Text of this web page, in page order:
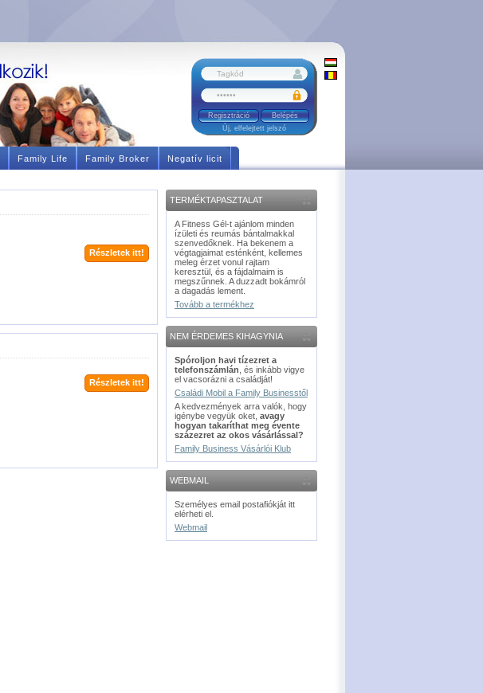
Regisztráció
Új, elfelejtett jelszó
Family Life Family Broker Negatív licit
Részletek itt!
Részletek itt!
TERMÉKTAPASZTALAT
A Fitness Gél-t ajánlom minden
ízületi és reumás bántalmakkal
szenvedőknek. Ha bekenem a
végtagjaimat esténként, kellemes
meleg érzet vonul rajtam
keresztül, és a fájdalmaim is
megszűnnek. A duzzadt bokámról
a dagadás lement.
Tovább a termékhez
NEM ÉRDEMES KIHAGYNIA
Spóroljon havi tízezret a
telefonszámlán , és inkább vigye
el vacsorázni a családját!
Családi Mobil a Family Businesstől
A kedvezmények arra valók, hogy
igénybe vegyük oket, avagy
hogyan takaríthat meg évente
százezret az okos vásárlással?
Family Business Vásárlói Klub
WEBMAIL
Személyes email postafiókját itt
elérheti el.
Webmail